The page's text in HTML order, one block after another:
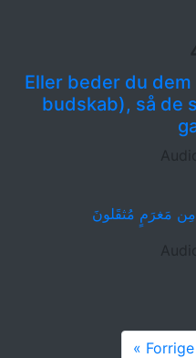
Eller beder du
budskab), så de
مِن مَغرَمٍ مُثقَلونَ
« Forrige